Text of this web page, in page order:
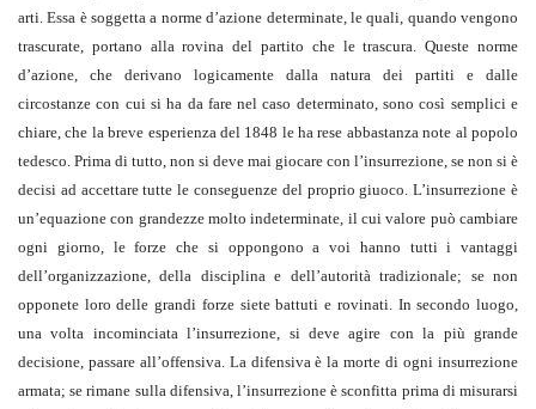
arti. Essa è soggetta a norme d’azione determinate, le quali, quando vengono
trascurate, portano alla rovina del partito che le trascura. Queste norme
d’azione, che derivano logicamente dalla natura dei partiti e dalle
circostanze con cui si ha da fare nel caso determinato, sono così semplici e
chiare, che la breve esperienza del 1848 le ha rese abbastanza note al popolo
tedesco. Prima di tutto, non si deve mai giocare con l’insurrezione, se non si è
decisi ad accettare tutte le conseguenze del proprio giuoco. L’insurrezione è
un’equazione con grandezze molto indeterminate, il cui valore può cambiare
ogni giorno, le forze che si oppongono a voi hanno tutti i vantaggi
dell’organizzazione, della disciplina e dell’autorità tradizionale; se non
opponete loro delle grandi forze siete battuti e rovinati. In secondo luogo,
una volta incominciata l’insurrezione, si deve agire con la più grande
decisione, passare all’offensiva. La difensiva è la morte di ogni insurrezione
armata; se rimane sulla difensiva, l’insurrezione è sconfitta prima di misurarsi